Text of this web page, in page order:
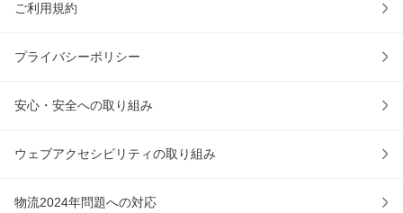
ご利用規約
プライバシーポリシー
安心・安全への取り組み
ウェブアクセシビリティの取り組み
物流2024年問題への対応